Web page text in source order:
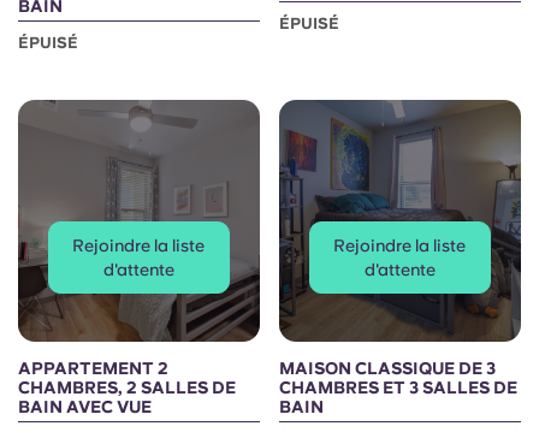
BAIN
ÉPUISÉ
ÉPUISÉ
Rejoindre la liste
d'attente
APPARTEMENT 2
CHAMBRES, 2 SALLES DE
BAIN AVEC VUE
Rejoindre la liste
d'attente
MAISON CLASSIQUE DE 3
CHAMBRES ET 3 SALLES DE
BAIN